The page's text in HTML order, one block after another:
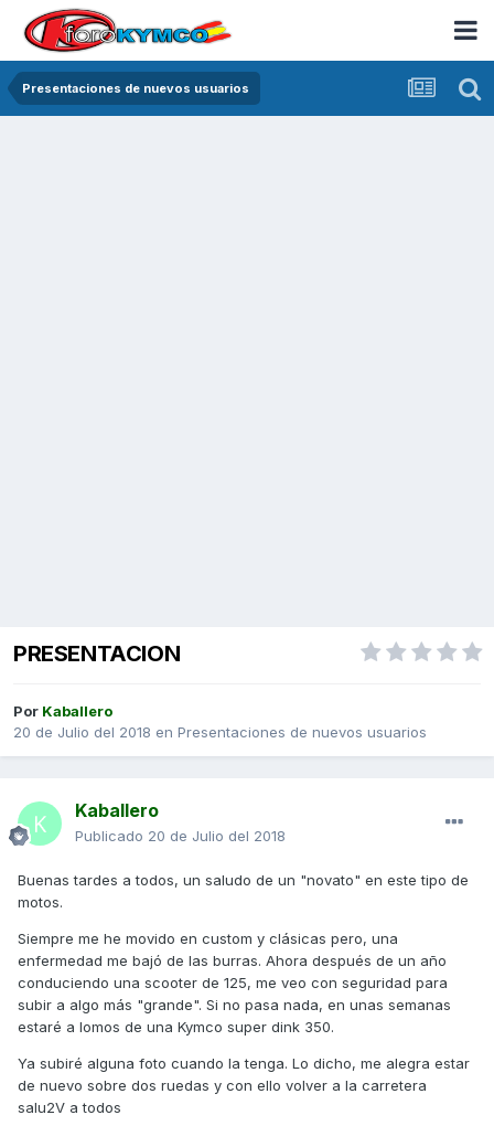
Presentaciones de nuevos usuarios
PRESENTACION
Por Kaballero
20 de Julio del 2018 en Presentaciones de nuevos usuarios
Kaballero
Publicado 20 de Julio del 2018
Buenas tardes a todos, un saludo de un "novato" en este tipo de
motos.
Siempre me he movido en custom y clásicas pero, una
enfermedad me bajó de las burras. Ahora después de un año
conduciendo una scooter de 125, me veo con seguridad para
subir a algo más "grande". Si no pasa nada, en unas semanas
estaré a lomos de una Kymco super dink 350.
Ya subiré alguna foto cuando la tenga. Lo dicho, me alegra estar
de nuevo sobre dos ruedas y con ello volver a la carretera
salu2V a todos